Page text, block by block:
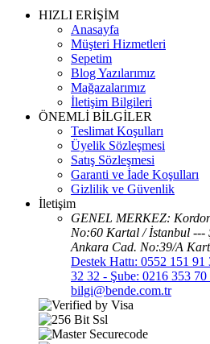
HIZLI ERİŞİM
Anasayfa
Müşteri Hizmetleri
Sepetim
Blog Yazılarımız
Mağazalarımız
İletişim Bilgileri
ÖNEMLİ BİLGİLER
Teslimat Koşulları
Üyelik Sözleşmesi
Satış Sözleşmesi
Garanti ve İade Koşulları
Gizlilik ve Güvenlik
İletişim
GENEL MERKEZ:
No:60 Kartal / İstanbul ---
Ankara Cad. No:39/A
Destek Hattı: 0552 151
32 32 - Şube: 0216 353 70
bilgi@bende.com.tr